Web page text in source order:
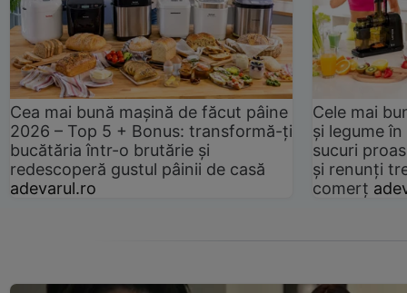
Cea mai bună mașină de făcut pâine
2026 – Top 5 + Bonus: transformă-ți
bucătăria într-o brutărie și
redescoperă gustul pâinii de casă
adevarul.ro
Cele mai
și legume
sucuri
și renunți
comerț